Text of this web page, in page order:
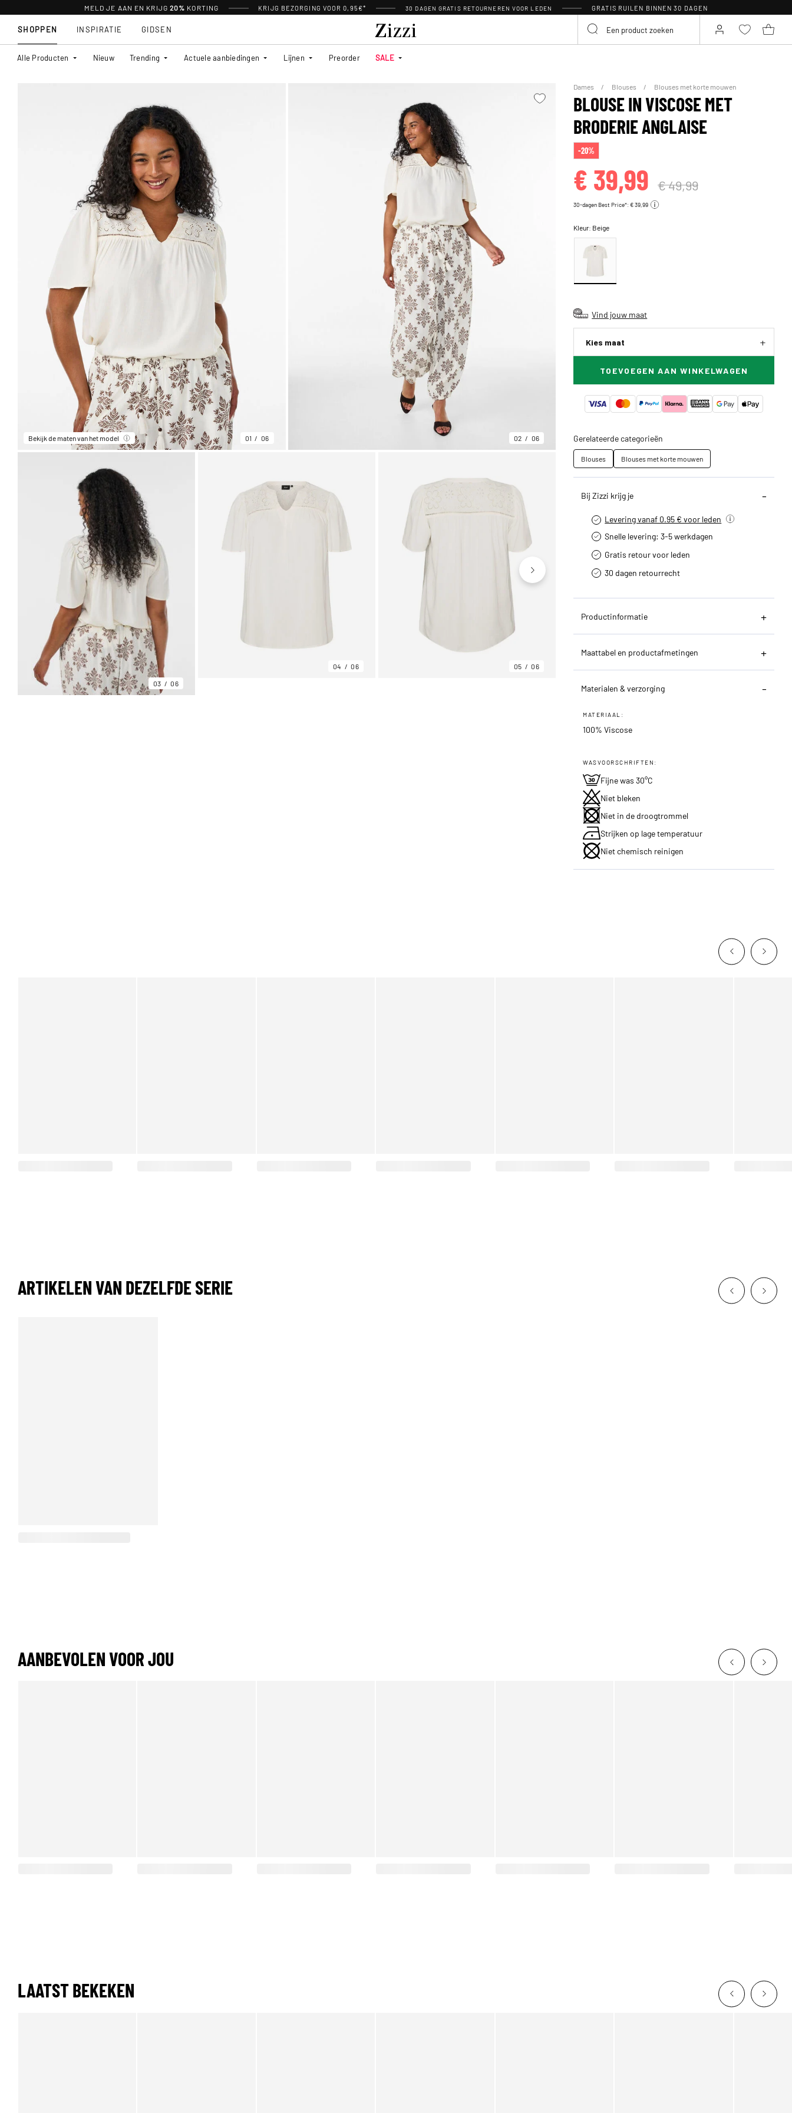
MELD JE AAN EN KRIJG 20% KORTING KRIJG BEZORGING VOOR 0,95€* 30 DAGEN GRATIS RETOURNEREN VOOR LEDEN GRATIS RUILEN BINNEN 30 DAGEN
SHOPPEN
Alle Producten Nieuw Trending Actuele aanbiedingen Lijnen Preorder SALE
INSPIRATIE GIDSEN
Bekijk de maten van het model 01 06 02 06
03 06
04 06 05 06
Dames Blouses Blouses met korte mouwen
BLOUSE IN VISCOSE MET
BRODERIE ANGLAISE
-20%
€ 39,99 € 49,99
30-dagen Best Price*: € 39,99
Kleur: Beige
Vind jouw maat
Kies maat
TOEVOEGEN AAN WINKELWAGEN
Gerelateerde categorieën
Blouses Blouses met korte mouwen
Bij Zizzi krijg je
Levering vanaf 0.95 € voor leden
Snelle levering: 3-5 werkdagen
Gratis retour voor leden
30 dagen retourrecht­
Productinformatie
Maattabel en productafmetingen
Materialen & verzorging
MATERIAAL:
100% Viscose
WASVOORSCHRIFTEN:
Fijne was 30°C
Niet bleken
Niet in de droogtrommel
Strijken op lage temperatuur
Niet chemisch reinigen
ARTIKELEN VAN DEZELFDE SERIE
AANBEVOLEN VOOR JOU
LAATST BEKEKEN